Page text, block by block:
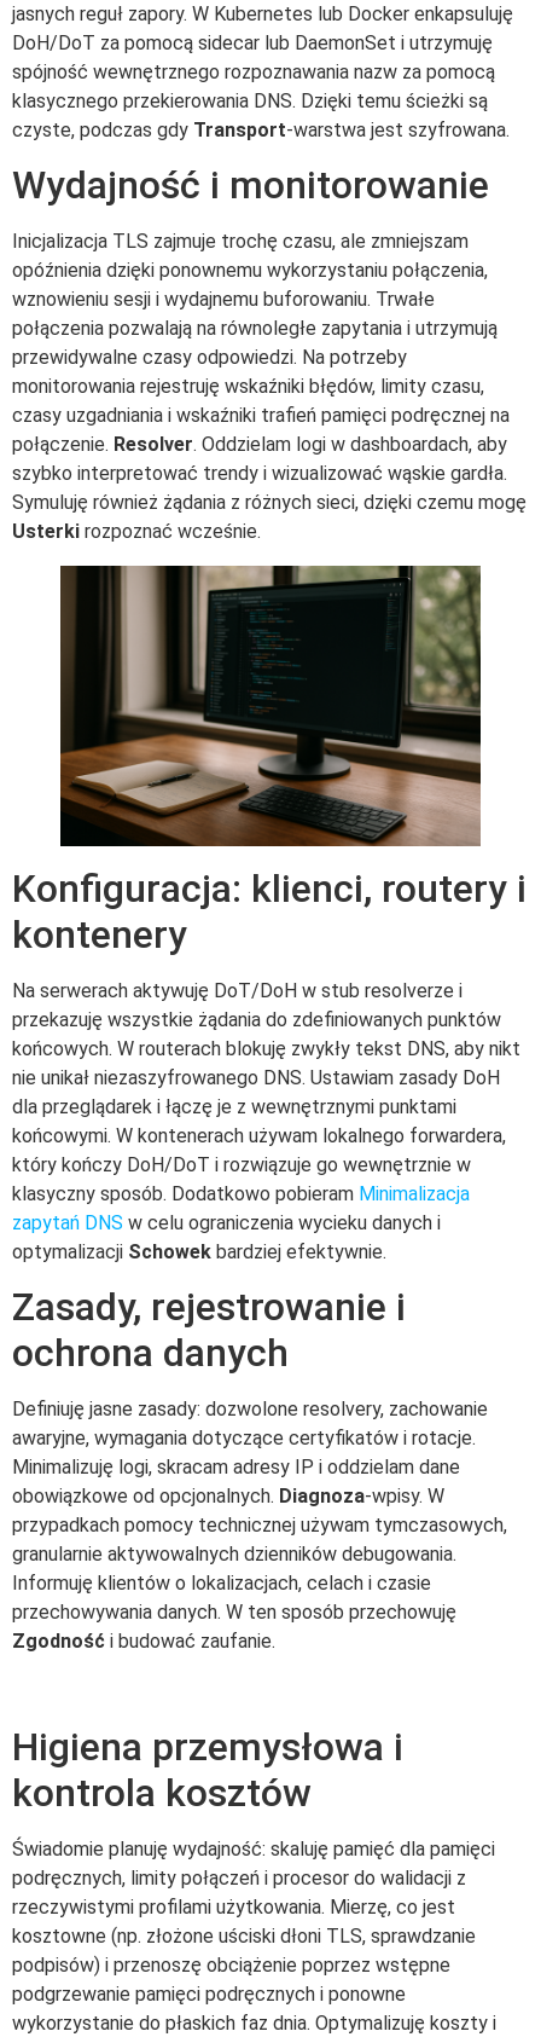
jasnych reguł zapory. W Kubernetes lub Docker enkapsuluję
DoH/DoT za pomocą sidecar lub DaemonSet i utrzymuję
spójność wewnętrznego rozpoznawania nazw za pomocą
klasycznego przekierowania DNS. Dzięki temu ścieżki są
czyste, podczas gdy Transport-warstwa jest szyfrowana.
Wydajność i monitorowanie
Inicjalizacja TLS zajmuje trochę czasu, ale zmniejszam
opóźnienia dzięki ponownemu wykorzystaniu połączenia,
wznowieniu sesji i wydajnemu buforowaniu. Trwałe
połączenia pozwalają na równoległe zapytania i utrzymują
przewidywalne czasy odpowiedzi. Na potrzeby
monitorowania rejestruję wskaźniki błędów, limity czasu,
czasy uzgadniania i wskaźniki trafień pamięci podręcznej na
połączenie. Resolver. Oddzielam logi w dashboardach, aby
szybko interpretować trendy i wizualizować wąskie gardła.
Symuluję również żądania z różnych sieci, dzięki czemu mogę
Usterki rozpoznać wcześnie.
Konfiguracja: klienci, routery i
kontenery
Na serwerach aktywuję DoT/DoH w stub resolverze i
przekazuję wszystkie żądania do zdefiniowanych punktów
końcowych. W routerach blokuję zwykły tekst DNS, aby nikt
nie unikał niezaszyfrowanego DNS. Ustawiam zasady DoH
dla przeglądarek i łączę je z wewnętrznymi punktami
końcowymi. W kontenerach używam lokalnego forwardera,
który kończy DoH/DoT i rozwiązuje go wewnętrznie w
klasyczny sposób. Dodatkowo pobieram Minimalizacja
zapytań DNS w celu ograniczenia wycieku danych i
optymalizacji Schowek bardziej efektywnie.
Zasady, rejestrowanie i
ochrona danych
Definiuję jasne zasady: dozwolone resolvery, zachowanie
awaryjne, wymagania dotyczące certyfikatów i rotacje.
Minimalizuję logi, skracam adresy IP i oddzielam dane
obowiązkowe od opcjonalnych. Diagnoza-wpisy. W
przypadkach pomocy technicznej używam tymczasowych,
granularnie aktywowalnych dzienników debugowania.
Informuję klientów o lokalizacjach, celach i czasie
przechowywania danych. W ten sposób przechowuję
Zgodność i budować zaufanie.
Higiena przemysłowa i
kontrola kosztów
Świadomie planuję wydajność: skaluję pamięć dla pamięci
podręcznych, limity połączeń i procesor do walidacji z
rzeczywistymi profilami użytkowania. Mierzę, co jest
kosztowne (np. złożone uściski dłoni TLS, sprawdzanie
podpisów) i przenoszę obciążenie poprzez wstępne
podgrzewanie pamięci podręcznych i ponowne
wykorzystanie do płaskich faz dnia. Optymalizuję koszty i